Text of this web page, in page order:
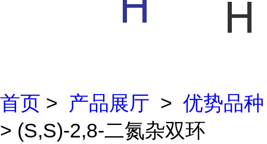
首页 > 产品展厅 > 优势品种
> (S,S)-2,8-二氮杂双环